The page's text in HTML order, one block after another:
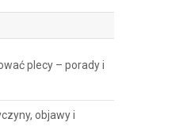
plecy – porady i
objawy i